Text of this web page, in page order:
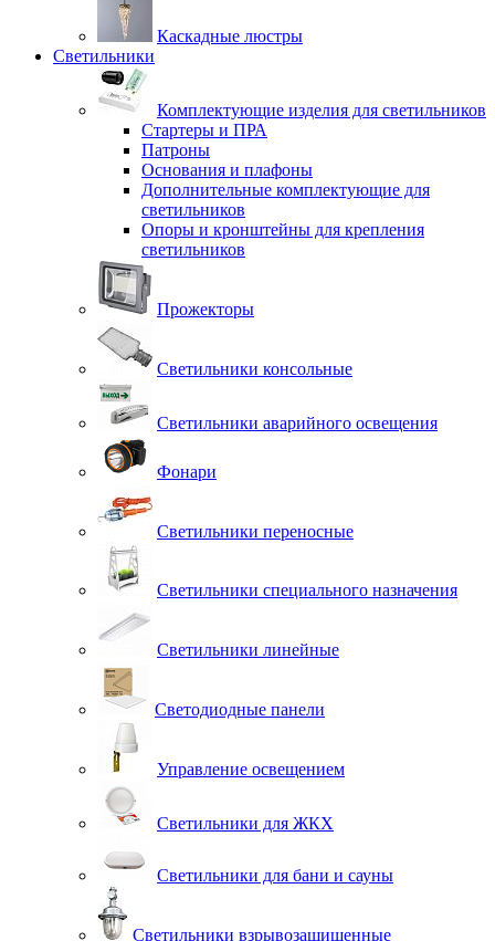
Каскадные люстры
Светильники
Комплектующие изделия для светильников
Стартеры и ПРА
Патроны
Основания и плафоны
Дополнительные комплектующие для
светильников
Опоры и кронштейны для крепления
светильников
Прожекторы
Светильники консольные
Светильники аварийного освещения
Фонари
Светильники переносные
Светильники специального назначения
Светильники линейные
Светодиодные панели
Управление освещением
Светильники для ЖКХ
Светильники для бани и сауны
Светильники взрывозащищенные